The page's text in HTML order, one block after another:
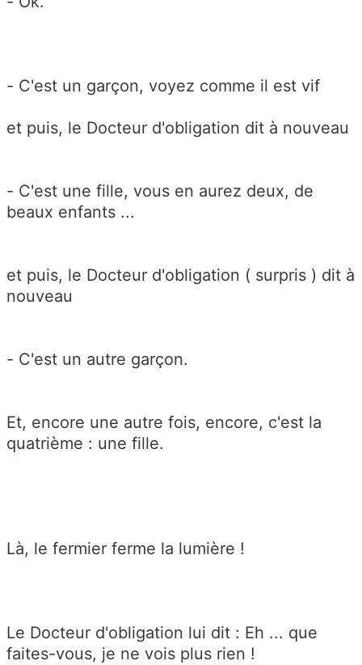
- C'est un garçon, voyez comme il est vif
et puis, le Docteur d'obligation dit à nouveau
- C'est une fille, vous en aurez deux, de
beaux enfants ...
et puis, le Docteur d'obligation ( surpris ) dit à
nouveau
- C'est un autre garçon.
Et, encore une autre fois, encore, c'est la
quatrième : une fille.
Là, le fermier ferme la lumière !
Le Docteur d'obligation lui dit : Eh ... que
faites-vous, je ne vois plus rien !